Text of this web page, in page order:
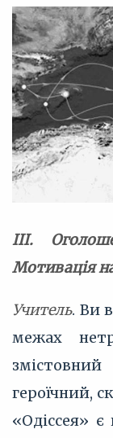
IІI.
Мотивація
Учитель. Ви
межах
героїчний,
«Одіссея»